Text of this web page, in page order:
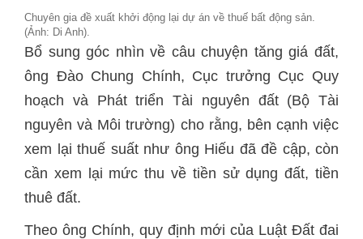
Chuyên gia đề xuất khởi động lại dự án về thuế bất động sản.
(Ảnh: Di Anh).
Bổ sung góc nhìn về câu chuyện tăng giá đất,
ông Đào Chung Chính, Cục trưởng Cục Quy
hoạch và Phát triển Tài nguyên đất (Bộ Tài
nguyên và Môi trường) cho rằng, bên cạnh việc
xem lại thuế suất như ông Hiếu đã đề cập, còn
cần xem lại mức thu về tiền sử dụng đất, tiền
thuê đất.
Theo ông Chính, quy định mới của Luật Đất đai